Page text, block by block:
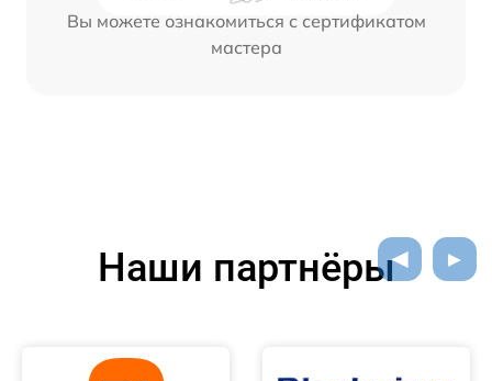
Вы можете ознакомиться с сертификатом
мастера
Наши партнёры